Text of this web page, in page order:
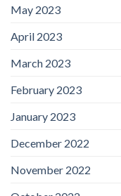
May 2023
April 2023
March 2023
February 2023
January 2023
December 2022
November 2022